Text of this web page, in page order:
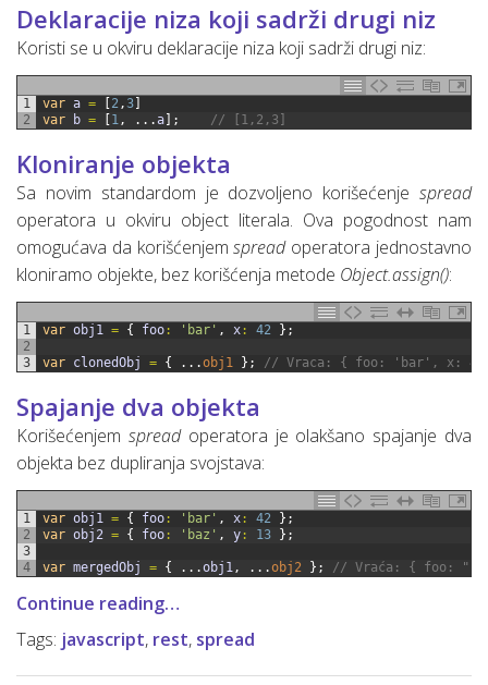
Deklaracije niza koji sadrži drugi niz
Koristi se u okviru deklaracije niza koji sadrži drugi niz:
1
2
var a = [2 ,3]
var
b = [1 , . . .a] ; // [1,2,3]
Kloniranje objekta
Sa novim standardom je dozvoljeno korišećenje spread
operatora u okviru object literala. Ova pogodnost nam
omogućava da korišćenjemspreadoperatora jednostavno
kloniramo objekte, bez korišćenja metode Object.assign():
1
2
3
var obj1 = { foo : 'bar' , x : 42 } ;
var clonedObj = { . . .obj1 } ; // Vraca: { foo: 'bar', x:
Spajanje dva objekta
Korišećenjem spreadoperatora je olakšano spajanje dva
objekta bez dupliranja svojstava:
1
2
3
4
var obj1 = { foo : 'bar' , x : 42 } ;
var obj2 = { foo : 'baz' , y : 13 } ;
var mergedObj = { . . .obj1 , . . .obj2 } ; // Vraća: { foo:
Continue reading…
Tags: javascript, rest, spread